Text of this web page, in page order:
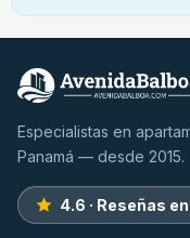
Especialistas en
Panamá — desde 2015.
4.6 · Reseñas